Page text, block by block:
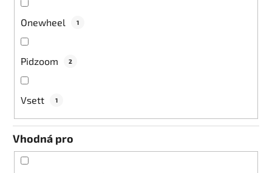
Onewheel 1
Pidzoom 2
Vsett 1
Vhodná pro